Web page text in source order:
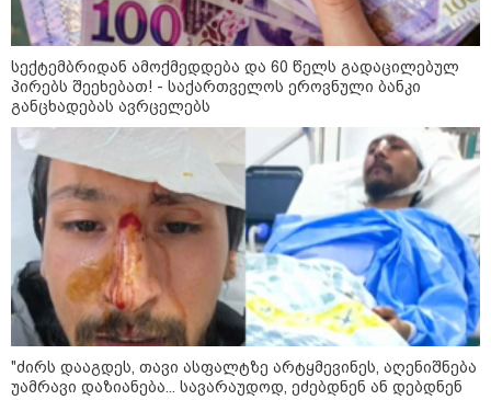
კონფლიქტები
სექტემბრიდან ამოქმედდება და 60 წელს გადაცილებულ
პირებს შეეხებათ! - საქართველოს ეროვნული ბანკი
განცხადებას ავრცელებს
"ძირს დააგდეს, თავი ასფალტზე არტყმევინეს, აღენიშნება
უამრავი დაზიანება... სავარაუდოდ, ეძებდნენ ან დებდნენ